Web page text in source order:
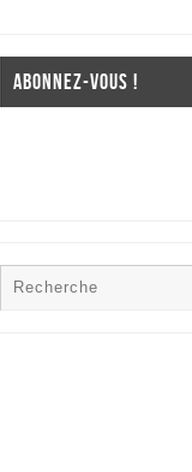
ABONNEZ-VOUS !